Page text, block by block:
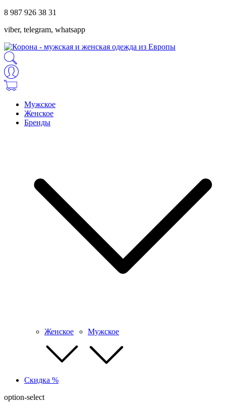
8 987 926 38 31
viber, telegram, whatsapp
Мужское
Женское
Бренды
Женское Мужское
Скидка %
option-select